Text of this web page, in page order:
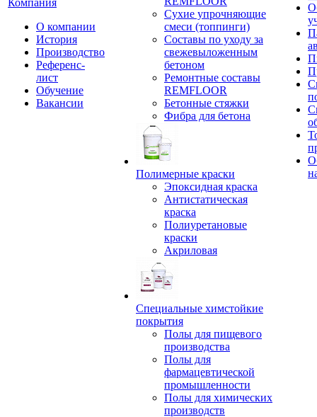
Компания
О компании
История
Производство
Референс-
лист
Обучение
Вакансии
Сухие упрочняющие
смеси (топпинги)
Составы по уходу за
свежевыложенным
бетоном
Ремонтные составы
REMFLOOR
Бетонные стяжки
Фибра для бетона
Полимерные краски
Эпоксидная краска
Антистатическая
краска
Полиуретановые
краски
Акриловая
Специальные химстойкие
покрытия
Полы для пищевого
производства
Полы для
фармацевтической
промышленности
Полы для химических
производств